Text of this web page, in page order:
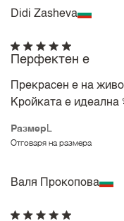
Didi Zasheva
Размер L
Отговаря на размера
Перфектен е
Прекрасен е на
Кройката е идеална
Валя Прокопова